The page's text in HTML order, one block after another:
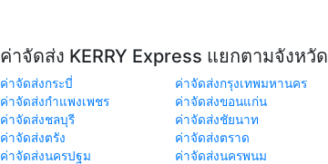
ค่าจัดส่ง KERRY Express แยกตามจังหวัด
ค่าจัดส่งกระบี่ ค่าจัดส่งกรุงเทพมหานคร
ค่าจัดส่งกำแพงเพชร
ค่าจัดส่งขอนแก่น
ค่าจัดส่งชลบุรี
ค่าจัดส่งชัยนาท
ค่าจัดส่งตรัง
ค่าจัดส่งตราด
ค่าจัดส่งนครปฐม
ค่าจัดส่งนครพนม